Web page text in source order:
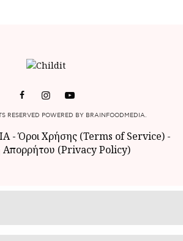
RESERVED POWERED BY BRAINFOODMEDIA.
-Όροι Χρήσης (Terms of Service)-
Απορρήτου (Privacy Policy)